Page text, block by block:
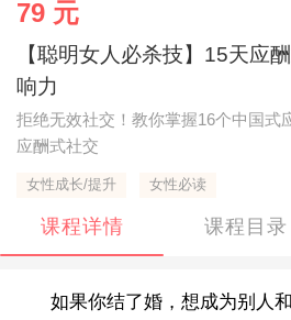
79 元
【聪明女人必杀技】15天应
响力
拒绝无效社交！教你掌握16个中国式
应酬式社交
女性成长/提升 女性必读
课程详情 课程目录
如果你结了婚，想成为别人和